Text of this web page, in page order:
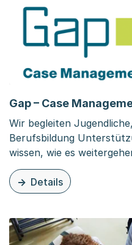
Gap – Case
Wir begleiten
Berufsbildung
wissen, wie es
Details
zu dieser